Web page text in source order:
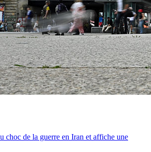
choc de la guerre en Iran et affiche une